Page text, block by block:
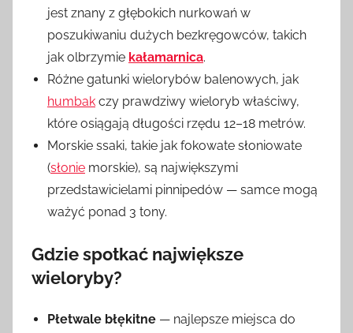
jest znany z głębokich nurkowań w
poszukiwaniu dużych bezkręgowców, takich
jak olbrzymie kałamarnica.
Różne gatunki wielorybów balenowych, jak
humbak czy prawdziwy wieloryb właściwy,
które osiągają długości rzędu 12–18 metrów.
Morskie ssaki, takie jak fokowate słoniowate
(słonie morskie), są największymi
przedstawicielami pinnipedów — samce mogą
ważyć ponad 3 tony.
Gdzie spotkać największe
wieloryby?
Płetwale błękitne — najlepsze miejsca do